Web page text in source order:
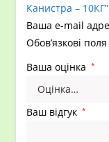
Канистра – 10КГ”
Ваша e-mail
Обов’язкові
Ваша оцінка *
Ваш відгук *